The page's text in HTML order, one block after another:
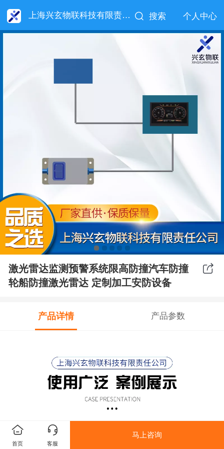
上海兴玄物联科技有限责任公司 搜索 个人中心
激光雷达监测预警系统限高防撞汽车防撞
轮船防撞激光雷达 定制加工安防设备
产品详情 产品参数
首页 客服
马上咨询